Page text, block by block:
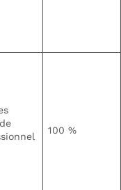
100 %